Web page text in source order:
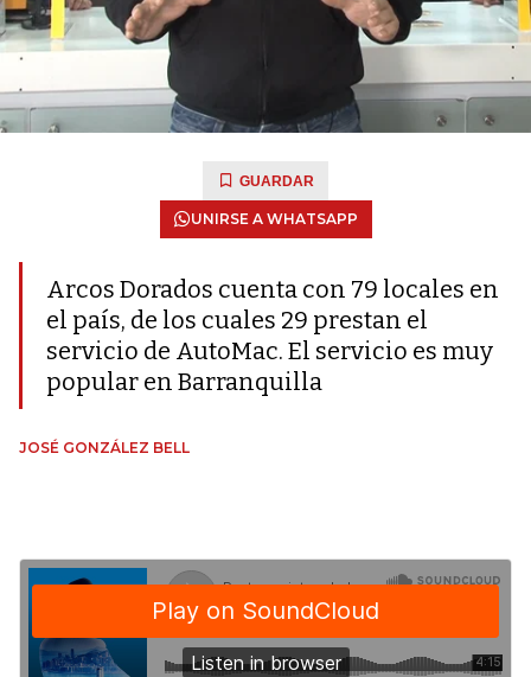
GUARDAR
UNIRSE A WHATSAPP
Arcos Dorados cuenta con 79 locales en
el país, de los cuales 29 prestan el
servicio de AutoMac. El servicio es muy
popular en Barranquilla
JOSÉ GONZÁLEZ BELL